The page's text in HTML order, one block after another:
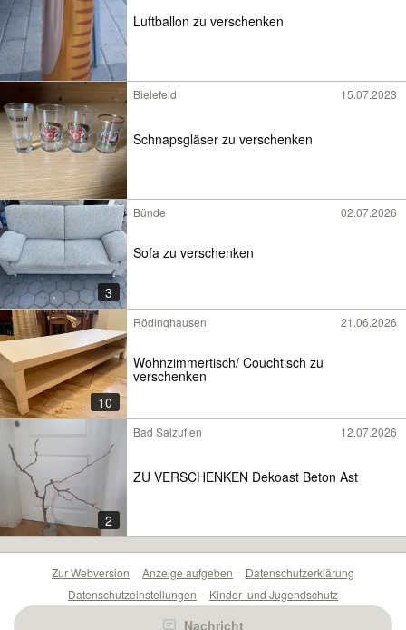
Luftballon zu verschenken
Bielefeld 15.07.2023
Schnapsgläser zu verschenken
3
Bünde 02.07.2026
Sofa zu verschenken
10
Rödinghausen 21.06.2026
Wohnzimmertisch/ Couchtisch zu
verschenken
2
Bad Salzuflen 12.07.2026
ZU VERSCHENKEN Dekoast Beton Ast
Nachricht
Zur Webversion Anzeige aufgeben
Datenschutzerklärung
Datenschutzeinstellungen
Kinder- und Jugendschutz
Barrierefreiheitserklärung